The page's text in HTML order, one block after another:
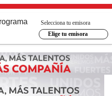
Selecciona tu emisora
Elige tu emisora